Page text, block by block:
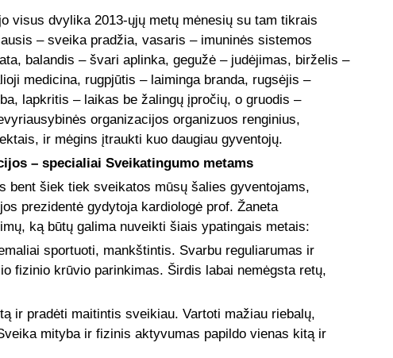
visus dvylika 2013-ųjų metų mėnesių su tam tikrais
– sveika pradžia, vasaris – imuninės sistemos
balandis – švari aplinka, gegužė – judėjimas, birželis –
medicina, rugpjūtis – laiminga branda, rugsėjis –
lapkritis – laikas be žalingų įpročių, o gruodis –
organizacijos organizuos renginius,
ir mėgins įtraukti kuo daugiau gyventojų.
– specialiai Sveikatingumo metams
bent šiek tiek sveikatos mūsų šalies gyventojams,
prezidentė gydytoja kardiologė prof. Žaneta
ką būtų galima nuveikti šiais ypatingais metais:
sportuoti, mankštintis. Svarbu reguliarumas ir
fizinio krūvio parinkimas. Širdis labai nemėgsta retų,
ir pradėti maitintis sveikiau. Vartoti mažiau riebalų,
mityba ir fizinis aktyvumas papildo vienas kitą ir